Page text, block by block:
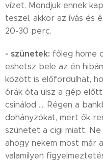
vízet. Mondjuk ennek
teszel, akkor az ívás és
20-30 perc.
- szünetek: főleg home
eshetsz bele az én
között is előfordulhat,
órák óta ülsz a gép előtt
csinálod .... Régen a
dohányzókat, mert ők
szünetet a cigi miatt.
ahogy nekem most már
valamilyen